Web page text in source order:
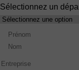
Sélectionnez un
Select
product
range
Nom